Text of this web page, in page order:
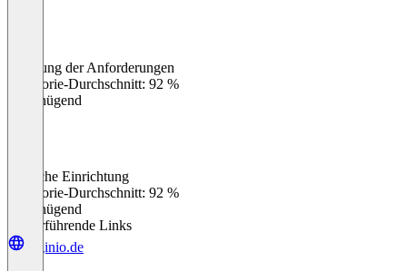
Erfüllung der Anforderungen
Kategorie-Durchschnitt: 92 %
Ungenügend
Einfache Einrichtung
Kategorie-Durchschnitt: 92 %
Ungenügend
Weiterführende Links
orginio.de